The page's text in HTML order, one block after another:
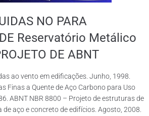
NO PARA
Reservatório Metálico
DE ABNT
ao vento em edificações. Junho, 1998.
Finas a Quente de Aço Carbono para Uso
ABNT NBR 8800 – Projeto de estruturas de
aço e concreto de edifícios. Agosto, 2008.